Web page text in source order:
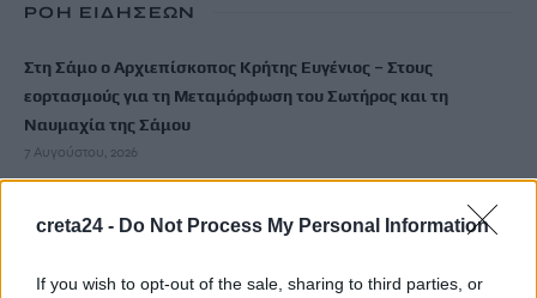
creta24 - Do Not Process My Personal Information
If you wish to opt-out of the sale, sharing to third parties, or
ΡΟΗ ΕΙΔΗΣΕΩΝ
Στη Σάμο ο Αρχιεπίσκοπος Κρήτης Ευγένιος – Στους
εορτασμούς για τη Μεταμόρφωση του Σωτήρος και τη
Ναυμαχία της Σάμου
7 Αυγούστου, 2026
Γιορτή Εφτάζυμου στην Κασταμονίτσα